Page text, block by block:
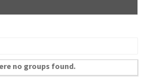
no groups found.